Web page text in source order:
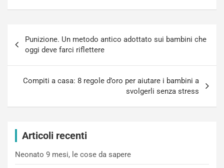
articoli
Punizione. Un metodo antico adottato sui bambini che
oggi deve farci riflettere
Compiti a casa: 8 regole d’oro per aiutare i bambini a
svolgerli senza stress
Articoli recenti
Neonato 9 mesi, le cose da sapere